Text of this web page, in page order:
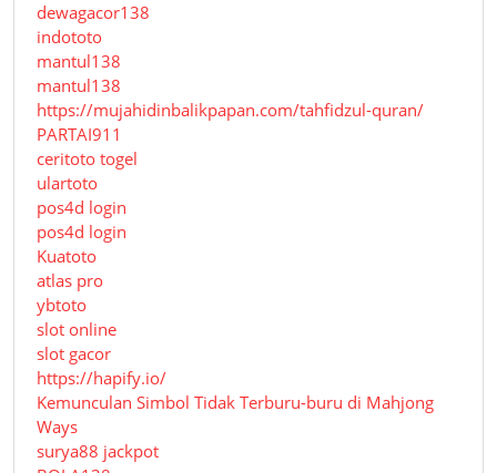
dewagacor138
indototo
mantul138
mantul138
https://mujahidinbalikpapan.com/tahfidzul-quran/
PARTAI911
ceritoto togel
ulartoto
pos4d login
pos4d login
Kuatoto
atlas pro
ybtoto
slot online
slot gacor
https://hapify.io/
Kemunculan Simbol Tidak Terburu-buru di Mahjong
Ways
surya88 jackpot